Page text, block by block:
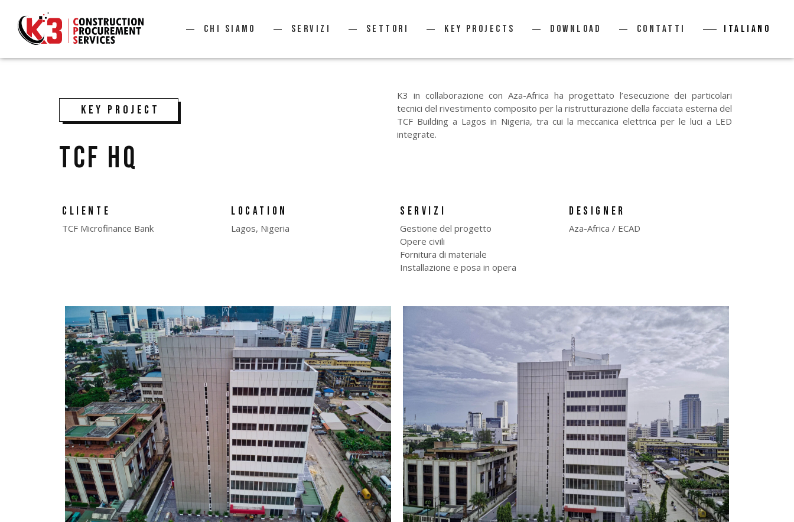
Chi siamo Servizi Settori KEY PROJECTS Download Contatti Italiano
KEY PROJECT
TCF HQ
K3 in collaborazione con Aza-Africa ha progettato l’esecuzione dei particolari
tecnici del rivestimento composito per la ristrutturazione della facciata esterna del
TCF Building a Lagos in Nigeria, tra cui la meccanica elettrica per le luci a LED
integrate.
CLIENTE
TCF Microfinance Bank
LOCATION
Lagos, Nigeria
SERVIZI
Gestione del progetto
Opere civili
Fornitura di materiale
Installazione e posa in opera
DESIGNER
Aza-Africa / ECAD